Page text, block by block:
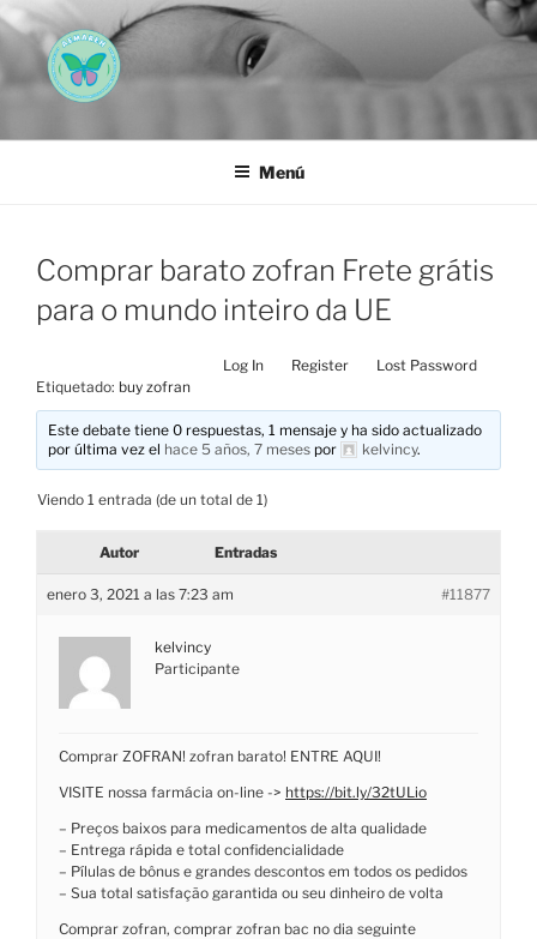
Saltar
al
contenido
AEMAREH
Menú
Comprar barato zofran Frete grátis
para o mundo inteiro da UE
Log In Register
Lost Password
Etiquetado: buy zofran
Este debate tiene 0 respuestas, 1 mensaje y ha sido actualizado
por última vez el hace 5 años, 7 meses por kelvincy.
Viendo 1 entrada (de un total de 1)
Autor Entradas
enero 3, 2021 a las 7:23 am #11877
kelvincy
Participante
Comprar ZOFRAN! zofran barato! ENTRE AQUI!
VISITE nossa farmácia on-line -> https://bit.ly/32tULio
– Preços baixos para medicamentos de alta qualidade
– Entrega rápida e total confidencialidade
– Pílulas de bônus e grandes descontos em todos os pedidos
– Sua total satisfação garantida ou seu dinheiro de volta
Comprar zofran, comprar zofran bac no dia seguinte